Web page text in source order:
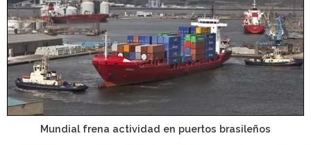
Mundial frena actividad en puertos brasileños